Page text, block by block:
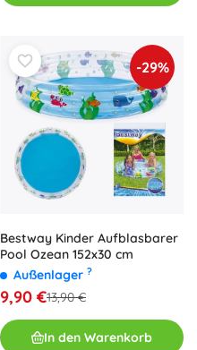
-29%
Bestway Kinder Aufblasbarer
Pool Ozean 152x30 cm
Außenlager ?
9,90 €13,90 €
In den Warenkorb